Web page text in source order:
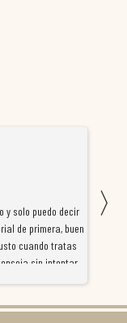
y solo puedo decir
de primera, buen
cuando tratas
sin intentar
Si te gusta la
años
〉